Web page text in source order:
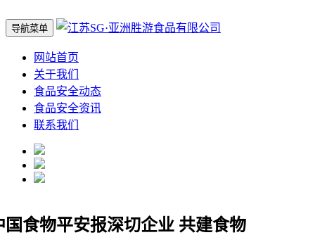
导航菜单
网站首页
关于我们
食品安全动态
食品安全资讯
联系我们
食物平安报深切企业 共建食物